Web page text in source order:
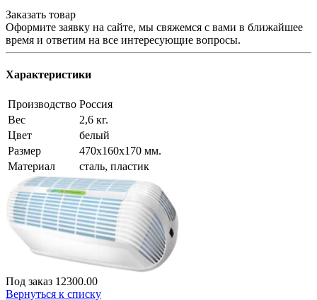
Заказать товар
Оформите заявку на сайте, мы свяжемся с вами в ближайшее
время и ответим на все интересующие вопросы.
Характеристики
Производство Россия
Вес
2,6 кг.
Цвет
белый
Размер
470x160x170 мм.
Материал
сталь, пластик
Под заказ 12300.00
Вернуться к списку